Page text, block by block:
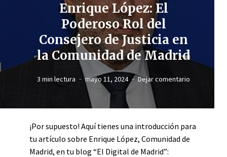
Enrique López: El
Poderoso Rol del
Consejero de Justicia en
la Comunidad de Madrid
3 min lectura mayo 11, 2024 Dejar comentario
¡Por supuesto! Aquí tienes una introducción para
tu artículo sobre Enrique López, Comunidad de
Madrid, en tu blog “El Digital de Madrid”: